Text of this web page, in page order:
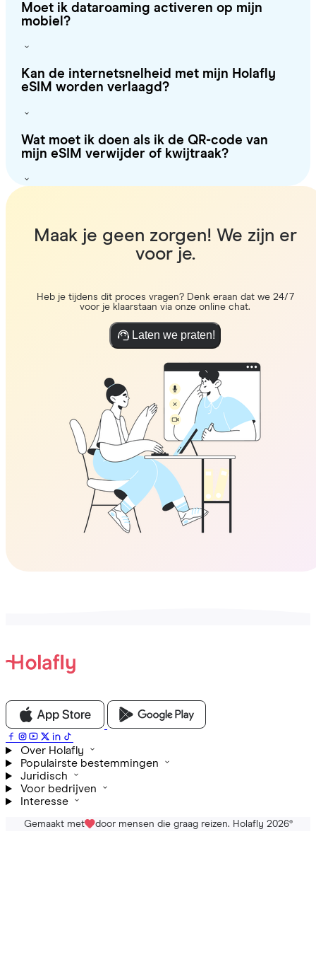
Moet ik dataroaming activeren op mijn
mobiel?
Kan de internetsnelheid met mijn Holafly
eSIM worden verlaagd?
Wat moet ik doen als ik de QR-code van
mijn eSIM verwijder of kwijtraak?
Maak je geen zorgen! We zijn er
voor je.
Heb je tijdens dit proces vragen? Denk eraan dat we 24/7
voor je klaarstaan via onze online chat.
Laten we praten!
Over Holafly
Populairste bestemmingen
Juridisch
Voor bedrijven
Interesse
Gemaakt met door mensen die graag reizen. Holafly 2026®